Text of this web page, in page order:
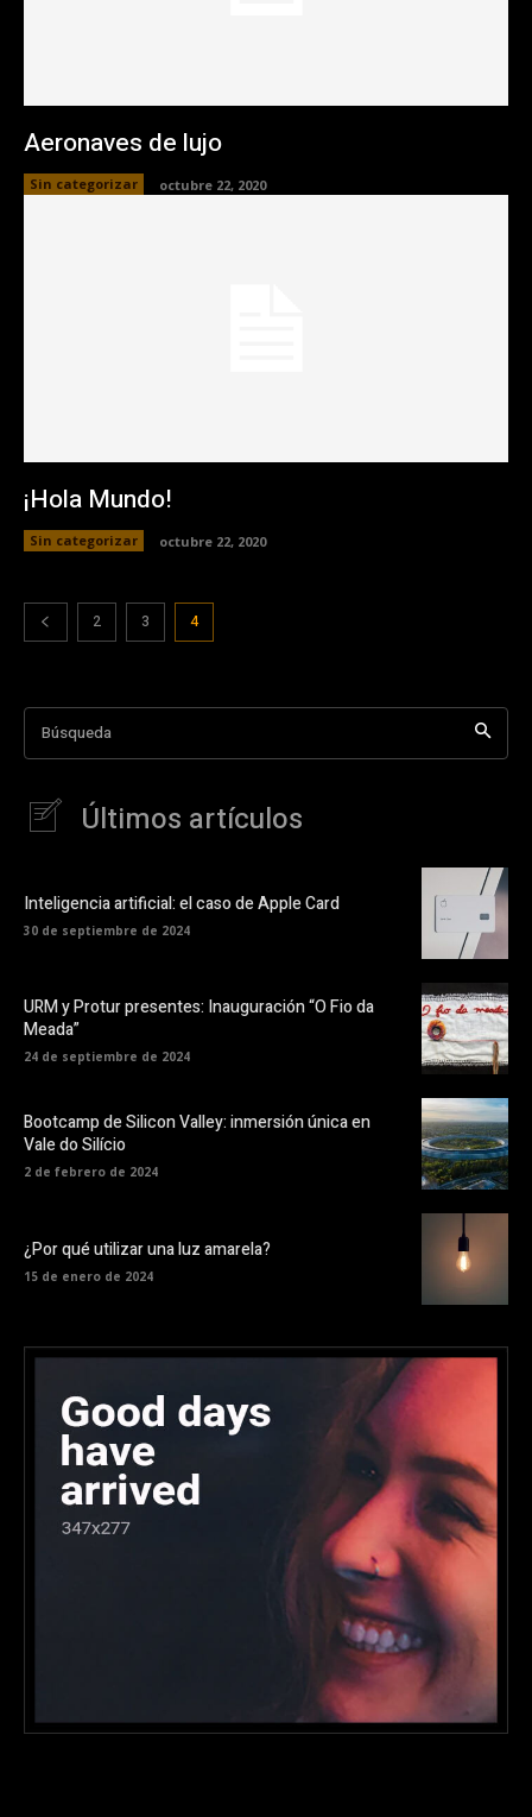
Aeronaves de lujo
Sin categorizar octubre 22, 2020
¡Hola Mundo!
Sin categorizar octubre 22, 2020
2 3 4
Búsqueda
Últimos artículos
Inteligencia artificial: el caso de Apple Card
30 de septiembre de 2024
URM y Protur presentes: Inauguración “O Fio da
Meada”
24 de septiembre de 2024
Bootcamp de Silicon Valley: inmersión única en
Vale do Silício
2 de febrero de 2024
¿Por qué utilizar una luz amarela?
15 de enero de 2024